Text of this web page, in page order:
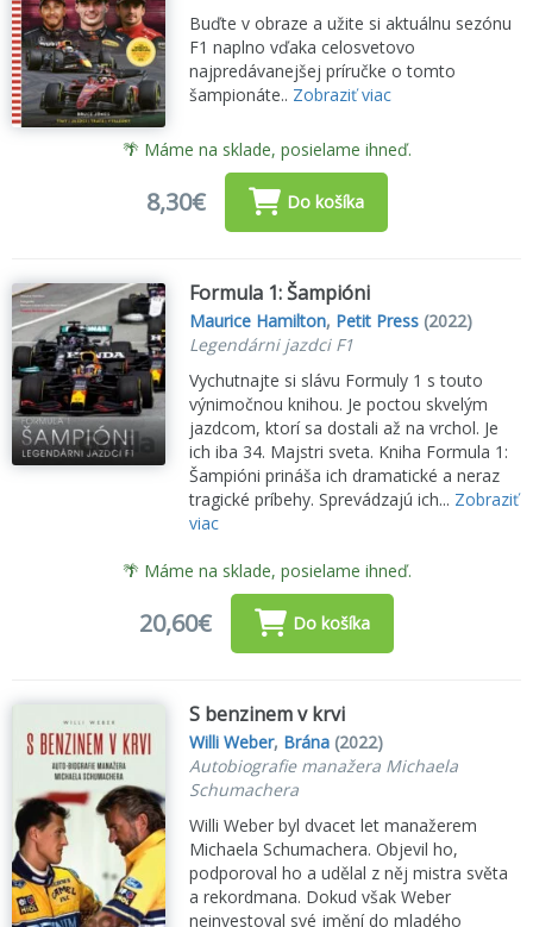
Buďte v obraze a užite si aktuálnu sezónu
F1 naplno vďaka celosvetovo
najpredávanejšej príručke o tomto
šampionáte.. Zobraziť viac
🌴 Máme na sklade, posielame ihneď.
8,30€ Do košíka
Formula 1: Šampióni
Maurice Hamilton, Petit Press (2022)
Legendárni jazdci F1
Vychutnajte si slávu Formuly 1 s touto
výnimočnou knihou. Je poctou skvelým
jazdcom, ktorí sa dostali až na vrchol. Je
ich iba 34. Majstri sveta. Kniha Formula 1:
Šampióni prináša ich dramatické a neraz
tragické príbehy. Sprevádzajú ich... Zobraziť
viac
🌴 Máme na sklade, posielame ihneď.
20,60€ Do košíka
S benzinem v krvi
Willi Weber, Brána (2022)
Autobiografie manažera Michaela
Schumachera
Willi Weber byl dvacet let manažerem
Michaela Schumachera. Objevil ho,
podporoval ho a udělal z něj mistra světa
a rekordmana. Dokud však Weber
neinvestoval své jmění do mladého